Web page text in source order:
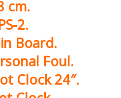
cm.
2.
Board.
Foul.
Clock 24″.